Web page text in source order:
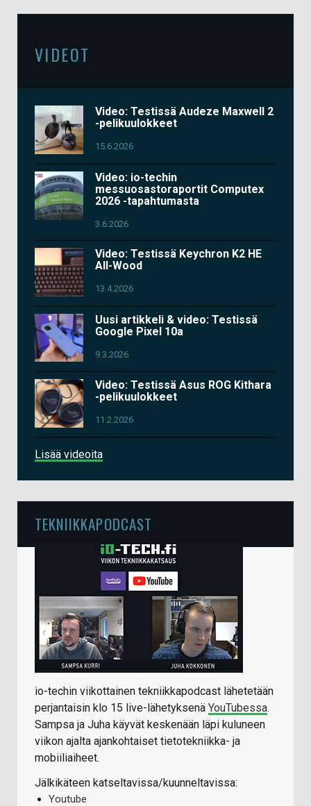
VIDEOT
Video: Testissä Audeze Maxwell 2
-pelikuulokkeet
15.6.2026
Video: io-techin
messuosastoraportit Computex
2026 -tapahtumasta
3.6.2026
Video: Testissä Keychron K2 HE
All-Wood
13.4.2026
Uusi artikkeli & video: Testissä
Google Pixel 10a
9.3.2026
Video: Testissä Asus ROG Kithara
-pelikuulokkeet
11.2.2026
Lisää videoita
TEKNIIKKAPODCAST
io-techin viikottainen tekniikkapodcast lähetetään
perjantaisin klo 15 live-lähetyksenä YouTubessa.
Sampsa ja Juha käyvät keskenään läpi kuluneen
viikon ajalta ajankohtaiset tietotekniikka- ja
mobiiliaiheet.
Jälkikäteen katseltavissa/kuunneltavissa:
Youtube